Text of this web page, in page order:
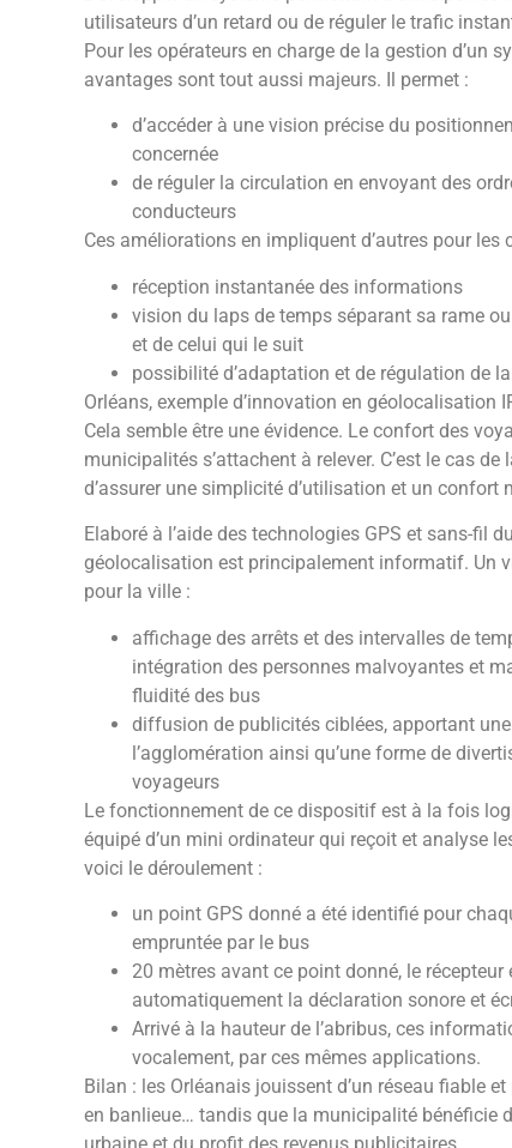
utilisateurs d’un retard ou de réguler le trafic
Pour les opérateurs en charge de la gestion d’un
avantages sont tout aussi majeurs. Il permet :
d’accéder à une vision précise du
concernée
de réguler la circulation en envoyant des
conducteurs
Ces améliorations en impliquent d’autres pour les
réception instantanée des informations
vision du laps de temps séparant sa rame
et de celui qui le suit
possibilité d’adaptation et de régulation de
Orléans, exemple d’innovation en géolocalisation
Cela semble être une évidence. Le confort des
municipalités s’attachent à relever. C’est le cas de
d’assurer une simplicité d’utilisation et un confort
Elaboré à l’aide des technologies GPS et sans-fil
géolocalisation est principalement informatif. Un
pour la ville :
affichage des arrêts et des intervalles de
intégration des personnes malvoyantes et
fluidité des bus
diffusion de publicités ciblées, apportant
l’agglomération ainsi qu’une forme de
voyageurs
Le fonctionnement de ce dispositif est à la fois
équipé d’un mini ordinateur qui reçoit et analyse
voici le déroulement :
un point GPS donné a été identifié pour
empruntée par le bus
20 mètres avant ce point donné, le récepteur
automatiquement la déclaration sonore et
Arrivé à la hauteur de l’abribus, ces
vocalement, par ces mêmes applications.
Bilan : les Orléanais jouissent d’un réseau fiable
en banlieue… tandis que la municipalité bénéficie